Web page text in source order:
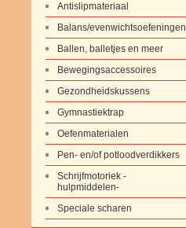
Antislipmateriaal
Balans/evenwichtsoefeningen
Ballen, balletjes en meer
Bewegingsaccessoires
Gezondheidskussens
Gymnastiektrap
Oefenmaterialen
Pen- en/of potloodverdikkers
Schrijfmotoriek -
hulpmiddelen-
Speciale scharen